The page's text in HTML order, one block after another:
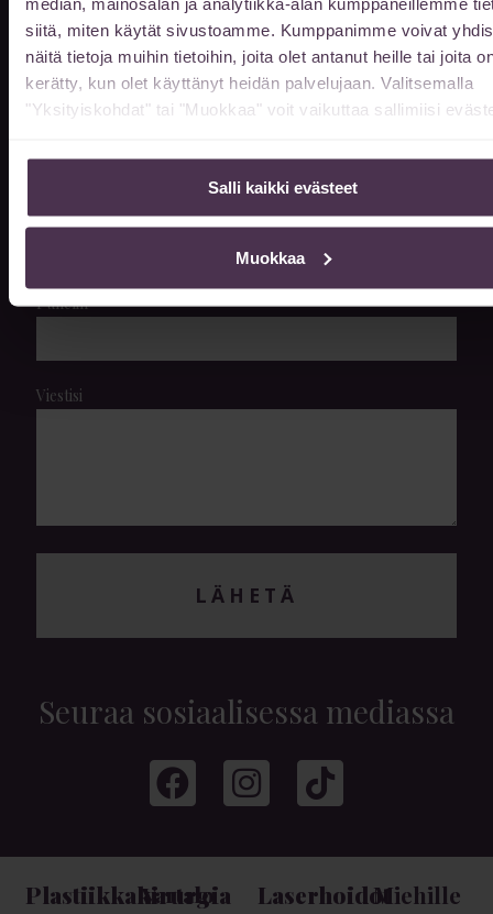
siitä, miten käytät sivustoamme. Kumppanimme voivat
näitä tietoja muihin tietoihin, joita olet antanut heille tai joita
kerätty, kun olet käyttänyt heidän palvelujaan. Valitsemalla
"Yksityiskohdat" tai "Muokkaa" voit vaikuttaa sallimiisi
Salli kaikki evästeet
Muokkaa
Etunimi
Sukunimi
Sähköpostiosoite
Puhelin
Viestisi
LÄHETÄ
Seuraa sosiaalisessa mediassa
Plastiikkakirurgia
Vartalo LaserhoidotMiehille